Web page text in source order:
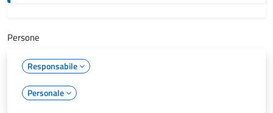
Persone
Responsabile
Personale